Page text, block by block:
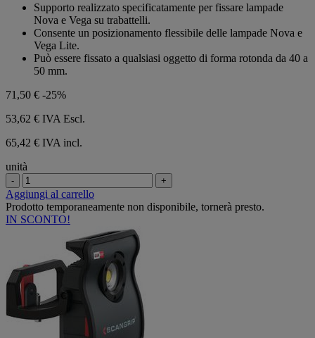
Supporto realizzato specificatamente per fissare lampade
Nova e Vega su trabattelli.
Consente un posizionamento flessibile delle lampade Nova e
Vega Lite.
Può essere fissato a qualsiasi oggetto di forma rotonda da 40 a
50 mm.
71,50 € -25%
53,62 € IVA Escl.
65,42 € IVA incl.
unità
- +
Aggiungi al carrello
Prodotto temporaneamente non disponibile, tornerà presto.
IN SCONTO!